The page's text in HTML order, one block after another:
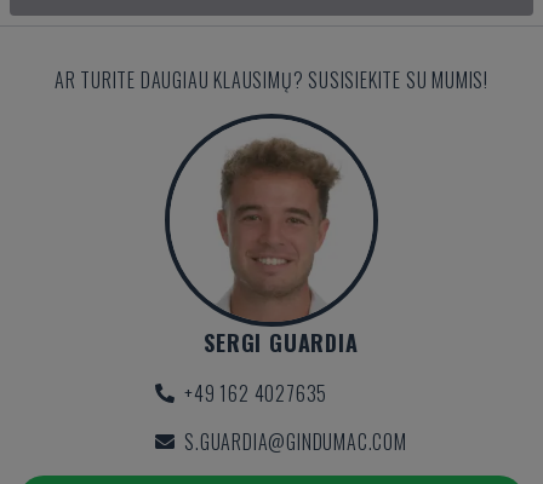
AR TURITE DAUGIAU KLAUSIMŲ? SUSISIEKITE SU MUMIS!
SERGI GUARDIA
+49 162 4027635
S.GUARDIA@GINDUMAC.COM